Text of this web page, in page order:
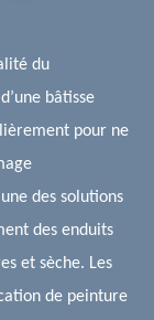
du
bâtisse
pour ne
des solutions
des enduits
et sèche. Les
de peinture